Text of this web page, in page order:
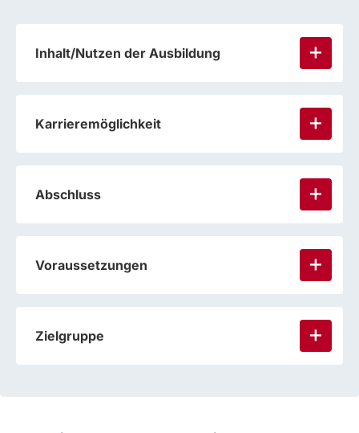
Inhalt/Nutzen der Ausbildung
Karrieremöglichkeit
Abschluss
Voraussetzungen
Zielgruppe